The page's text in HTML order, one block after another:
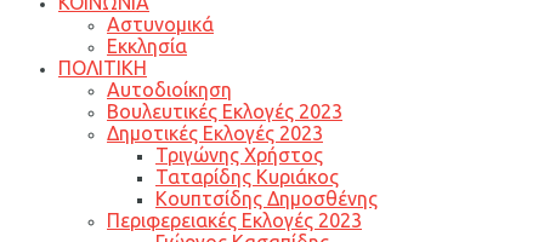
Αστυνομικά
Εκκλησία
ΠΟΛΙΤΙΚΗ
Αυτοδιοίκηση
Βουλευτικές Εκλογές 2023
Δημοτικές Εκλογές 2023
Τριγώνης Χρήστος
Ταταρίδης Κυριάκος
Κουπτσίδης Δημοσθένης
Περιφερειακές Εκλογές 2023